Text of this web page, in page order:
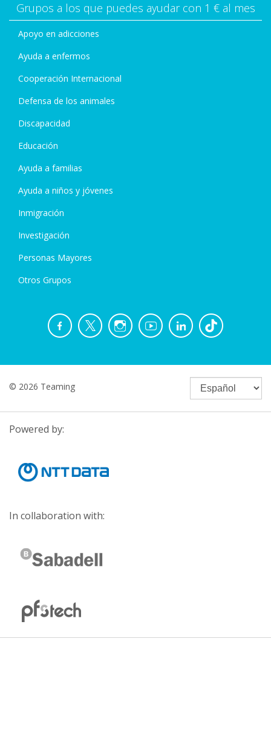
Grupos a los que puedes ayudar con 1 € al mes
Apoyo en adicciones
Ayuda a enfermos
Cooperación Internacional
Defensa de los animales
Discapacidad
Educación
Ayuda a familias
Ayuda a niños y jóvenes
Inmigración
Investigación
Personas Mayores
Otros Grupos
© 2026 Teaming
Powered by:
In collaboration with: